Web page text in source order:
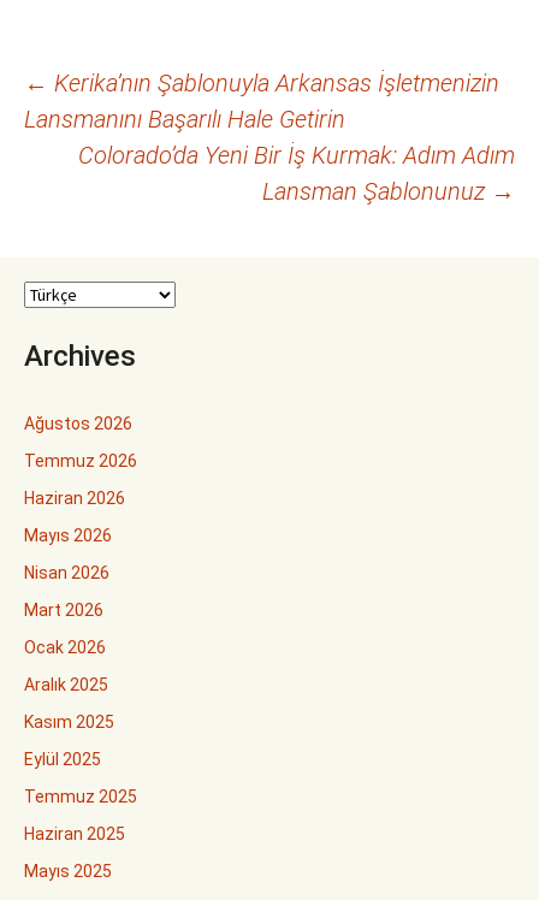
Yazı
dolaşımı
← Kerika’nın Şablonuyla Arkansas İşletmenizin
Lansmanını Başarılı Hale Getirin
Colorado’da Yeni Bir İş Kurmak: Adım Adım
Lansman Şablonunuz →
Archives
Ağustos 2026
Temmuz 2026
Haziran 2026
Mayıs 2026
Nisan 2026
Mart 2026
Ocak 2026
Aralık 2025
Kasım 2025
Eylül 2025
Temmuz 2025
Haziran 2025
Mayıs 2025